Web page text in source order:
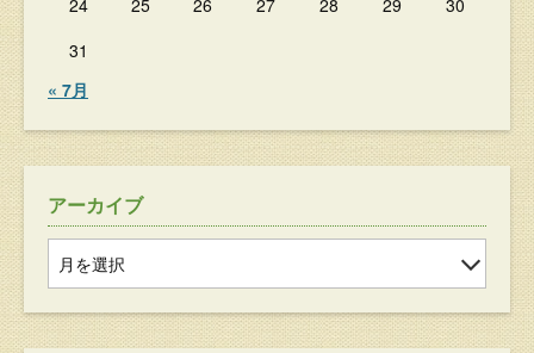
24
25 26 27 28 29
30
31
« 7月
アーカイブ